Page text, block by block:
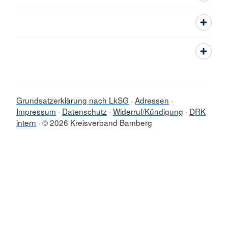
Grundsatzerklärung nach LkSG Adressen
Impressum
Datenschutz Widerruf/Kündigung
DRK
intern © 2026 Kreisverband Bamberg